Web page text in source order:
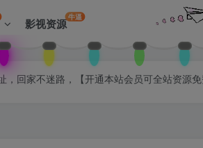
影视资源牛逼
回家不迷路，【开通本站会员可全站资源